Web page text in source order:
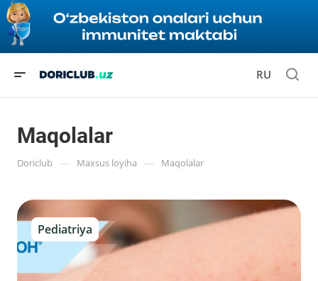
RU
Maqolalar
Doriclub — Maxsus loyiha — Maqolalar
Pediatriya